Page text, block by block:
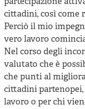
cittadini, così come
Perciò il mio
vero lavoro
Nel corso degli
valutato che è
che punti al
cittadini
lavoro o per chi